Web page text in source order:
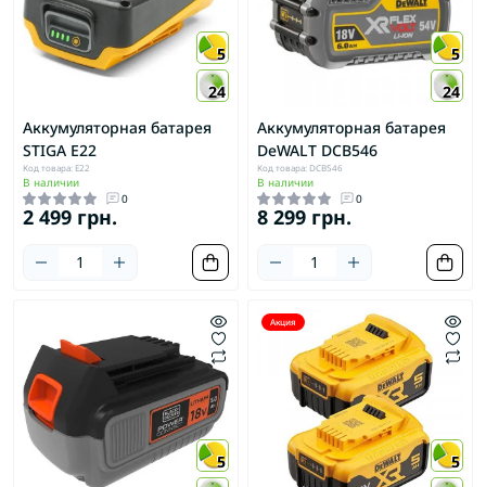
5
24
Аккумуляторная батарея
STIGA E22
Код товара: E22
В наличии
0
2 499 грн.
5
24
Аккумуляторная батарея
DeWALT DCB546
Код товара: DCB546
В наличии
0
8 299 грн.
5
Акция
5